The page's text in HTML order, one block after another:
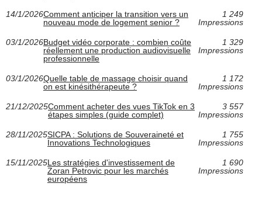
14/1/2026Comment anticiper la transition vers un
nouveau mode de logement senior ?
1 249
Impressions
03/1/2026Budget vidéo corporate : combien coûte
réellement une production audiovisuelle
professionnelle
1 329
Impressions
03/1/2026Quelle table de massage choisir quand
on est kinésithérapeute ?
1 172
Impressions
21/12/2025Comment acheter des vues TikTok en 3
étapes simples (guide complet)
3 557
Impressions
28/11/2025SICPA : Solutions de Souveraineté et
Innovations Technologiques
1 755
Impressions
15/11/2025Les stratégies d'investissement de
Zoran Petrovic pour les marchés
européens
1 690
Impressions